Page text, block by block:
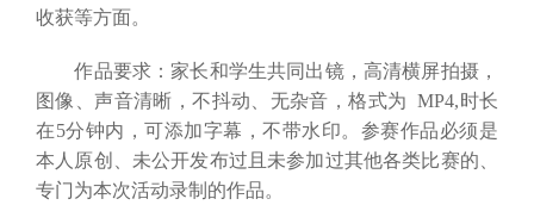
收获等方面。
作品要求：家长和学生共同出镜，高清横屏拍摄，
图像、声音清晰，不抖动、无杂音，格式为 MP4,时长
在5分钟内，可添加字幕，不带水印。参赛作品必须是
本人原创、未公开发布过且未参加过其他各类比赛的、
专门为本次活动录制的作品。